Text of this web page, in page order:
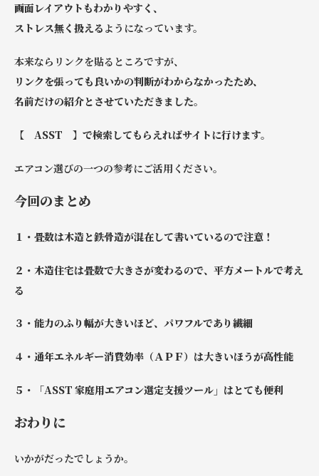
画面レイアウトもわかりやすく、
ストレス無く扱える ようになっています。
本来ならリンクを貼るところですが、
リンクを張っても良いかの判断がわからなかったため、
名前だけの紹介とさせていただきました。
【 ASST 】で検索してもらえればサイトに行けます。
エアコン選びの一つの参考にご活用ください。
今回のまとめ
１・畳数は木造と鉄骨造が混在して書いているので注意！
２・木造住宅は畳数で大きさが変わるので、平方メートルで考え
る
３・能力のふり幅が大きいほど、パワフルであり繊細
４・通年エネルギー消費効率（ＡＰＦ）は大きいほうが高性能
５・「ASST 家庭用エアコン選定支援ツール」はとても便利
おわりに
いかがだったでしょうか。